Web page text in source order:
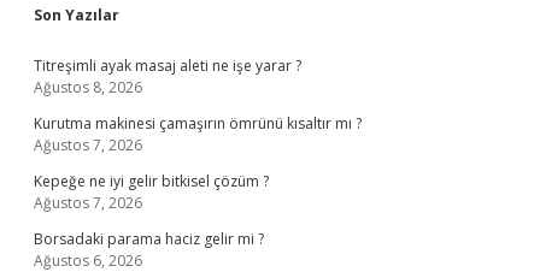
Sidebar
Son Yazılar
Titreşimli ayak masaj aleti ne işe yarar ?
Ağustos 8, 2026
Kurutma makinesi çamaşırın ömrünü kısaltır mı ?
Ağustos 7, 2026
Kepeğe ne iyi gelir bitkisel çözüm ?
Ağustos 7, 2026
Borsadaki parama haciz gelir mi ?
Ağustos 6, 2026